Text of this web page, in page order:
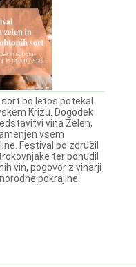
bo letos potekal
Križu. Dogodek
vina Zelen,
vsem
Festival bo združil
ter ponudil
vin, pogovor z vinarji
pokrajine.